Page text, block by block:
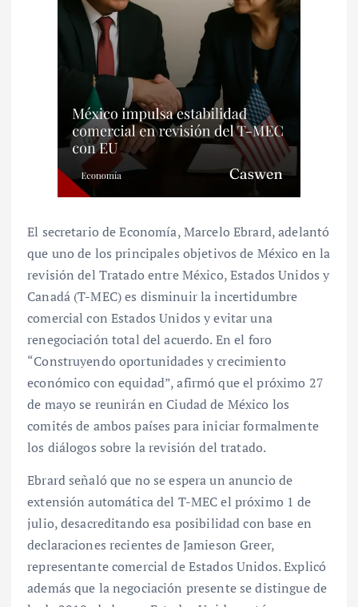
El secretario de Economía, Marcelo Ebrard, adelantó
que uno de los principales objetivos de México en la
revisión del Tratado entre México, Estados Unidos y
Canadá (T-MEC) es disminuir la incertidumbre
comercial con Estados Unidos y evitar una
renegociación total del acuerdo. En el foro
“Construyendo oportunidades y crecimiento
económico con equidad”, afirmó que el próximo 27
de mayo se reunirán en Ciudad de México los
comités de ambos países para iniciar formalmente
los diálogos sobre la revisión del tratado.
Ebrard señaló que no se espera un anuncio de
extensión automática del T-MEC el próximo 1 de
julio, desacreditando esa posibilidad con base en
declaraciones recientes de Jamieson Greer,
representante comercial de Estados Unidos. Explicó
además que la negociación presente se distingue de